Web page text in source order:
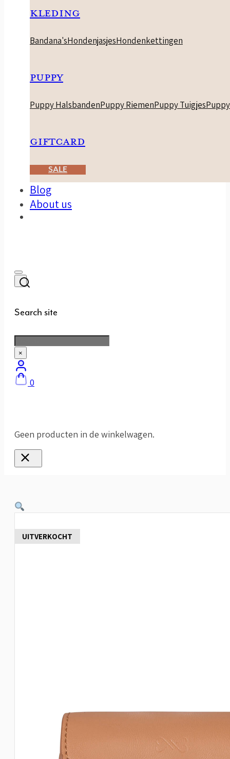
KLEDING
Bandana'sHondenjasjesHondenkettingen
PUPPY
Puppy HalsbandenPuppy RiemenPuppy Tuigjes
GIFTCARD
SALE
Blog
About us
Search site
Zoeken
×
0
Geen producten in de winkelwagen.
UITVERKOCHT